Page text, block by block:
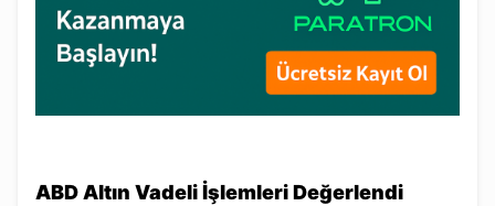
ABD Altın Vadeli İşlemleri Değerlendi